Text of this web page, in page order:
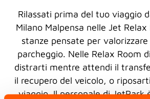
Rilassati prima del tuo viaggio
Milano Malpensa nelle Jet
stanze pensate per
parcheggio. Nelle Relax Room
distrarti mentre attendi il
il recupero del veicolo, o
viaggio. Il personale di JetPark